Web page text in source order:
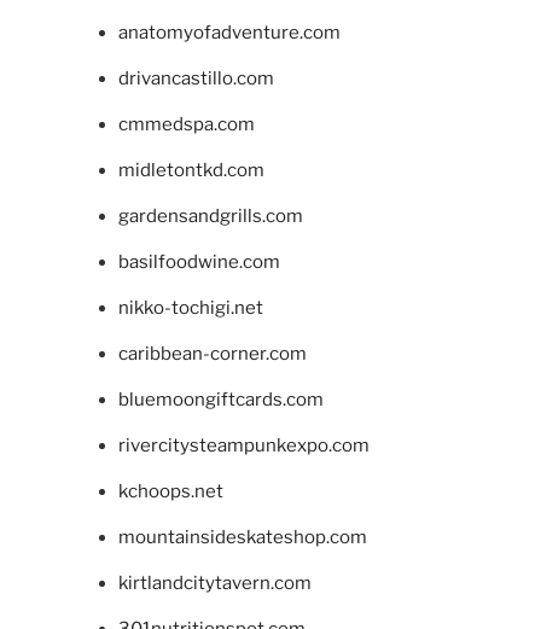
anatomyofadventure.com
drivancastillo.com
cmmedspa.com
midletontkd.com
gardensandgrills.com
basilfoodwine.com
nikko-tochigi.net
caribbean-corner.com
bluemoongiftcards.com
rivercitysteampunkexpo.com
kchoops.net
mountainsideskateshop.com
kirtlandcitytavern.com